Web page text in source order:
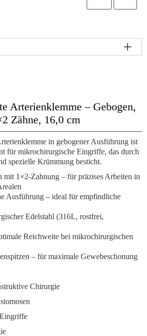
Arterienklemme – Gebogen,
Zähne, 16,0 cm
in gebogener Ausführung ist
für mikrochirurgische Eingriffe, das durch
spezielle Krümmung besticht.
mit 1×2-Zahnung – für präzises Arbeiten in
Ausführung – ideal für empfindliche
Edelstahl (316L, rostfrei,
Reichweite bei mikrochirurgischen
– für maximale Gewebeschonung
Chirurgie